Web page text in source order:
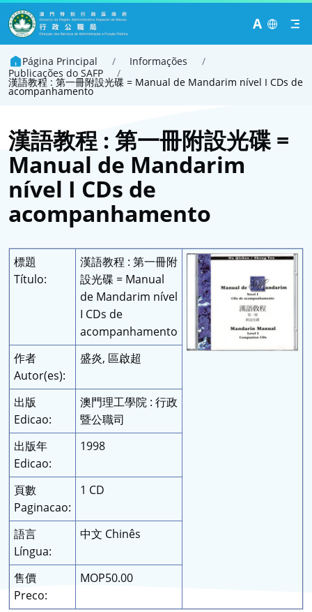
A
Página Principal / Informações
/
Publicações do SAFP
/
漢語教程 : 第一冊附設光碟 = Manual de Mandarim nível I CDs de
acompanhamento
漢語教程 : 第一冊附設光碟 =
Manual de Mandarim
nível I CDs de
acompanhamento
標題
Título:
漢語教程 : 第一冊附
設光碟 = Manual
de Mandarim nível
I CDs de
acompanhamento
作者
Autor(es):
盛炎, 區啟超
出版
Edicao:
澳門理工學院 : 行政
暨公職司
出版年
Edicao:
1998
頁數
Paginacao:
1 CD
語言
Língua:
中文 Chinês
售價
Preco:
MOP50.00